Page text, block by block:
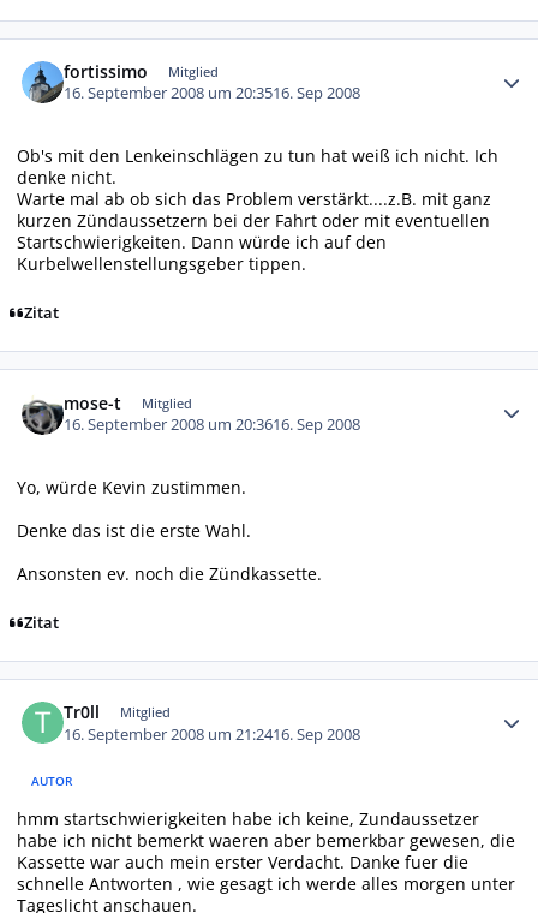
fortissimo Mitglied
16. September 2008 um 20:3516. Sep 2008
Ob's mit den Lenkeinschlägen zu tun hat weiß ich nicht. Ich
denke nicht.
Warte mal ab ob sich das Problem verstärkt....z.B. mit ganz
kurzen Zündaussetzern bei der Fahrt oder mit eventuellen
Startschwierigkeiten. Dann würde ich auf den
Kurbelwellenstellungsgeber tippen.
Zitat
mose-t Mitglied
16. September 2008 um 20:3616. Sep 2008
Yo, würde Kevin zustimmen.
Denke das ist die erste Wahl.
Ansonsten ev. noch die Zündkassette.
Zitat
Tr0ll Mitglied
16. September 2008 um 21:2416. Sep 2008
AUTOR
hmm startschwierigkeiten habe ich keine, Zundaussetzer
habe ich nicht bemerkt waeren aber bemerkbar gewesen, die
Kassette war auch mein erster Verdacht. Danke fuer die
schnelle Antworten , wie gesagt ich werde alles morgen unter
Tageslicht anschauen.